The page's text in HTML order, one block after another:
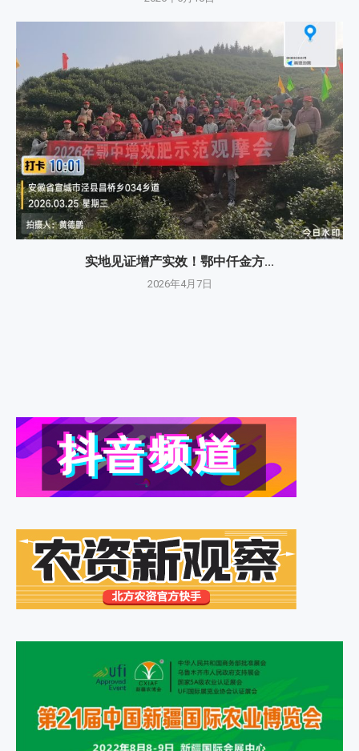
实地见证增产实效！鄂中仟金方...
2026年4月7日